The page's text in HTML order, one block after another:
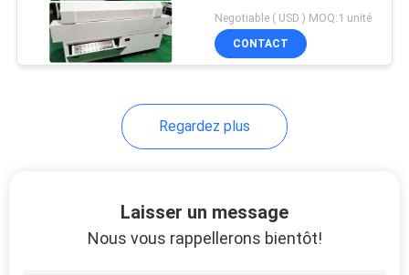
Negotiable ( USD ) MOQ:1 unité
CONTACT
Regardez plus
Laisser un message
Nous vous rappellerons bientôt!